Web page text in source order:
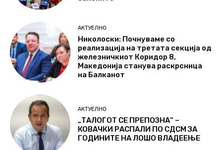
АКТУЕЛНО
Николоски: Почнуваме со
реализација на третата секција од
железничкиот Коридор 8,
Македонија станува раскрсница
на Балканот
АКТУЕЛНО
„ТАЛОГОТ СЕ ПРЕПОЗНА“ –
КОВАЧКИ РАСПАЛИ ПО СДСМ ЗА
ГОДИНИТЕ НА ЛОШО ВЛАДЕЕЊЕ